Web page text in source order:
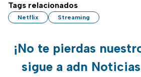
Tags relacionados
Netflix Streaming
¡No te pierdas
sigue a adn